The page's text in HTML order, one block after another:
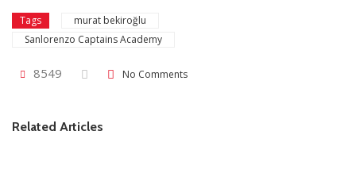
Tags
murat bekiroğlu
Sanlorenzo Captains Academy
8549 No Comments
Related Articles